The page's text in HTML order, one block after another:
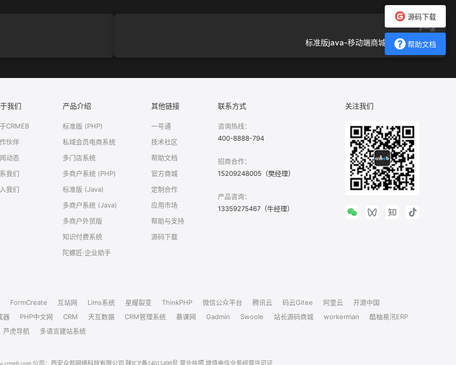
源码下载
帮助文档
下一张
标准版java-移动端商城-热门榜单.png
我们
CRMEB
伙伴
动态
我们
我们
产品介绍
标准版 (PHP)
私域会员电商系统
多门店系统
多商户系统 (PHP)
标准版 (Java)
多商户系统 (Java)
多商户外贸版
知识付费系统
陀螺匠·企业助手
其他链接
一号通
技术社区
帮助文档
官方商城
定制合作
应用市场
帮助与支持
源码下载
联系方式
咨询热线：
400-8888-794
招商合作：
15209248005（樊经理）
产品咨询：
13359275467（牛经理）
关注我们
FormCreate 互站网 Lims系统 星耀裂变 ThinkPHP 微信公众平台 腾讯云 码云Gitee 阿里云
开源中国
器
PHP中文网 CRM 天互数据 CRM管理系统 慕课网 Gadmin Swoole 站长源码商城 workerman
酷柚易汛ERP
芦虎导航
多语言建站系统
公司：西安众邦网络科技有限公司 陕ICP备14011498号 营业执照 增值电信业务经营许可证